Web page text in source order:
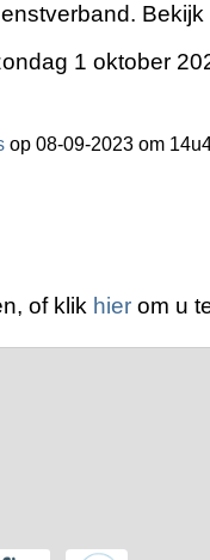
1 oktober
op 08-09-2023 om
of klik hier om u